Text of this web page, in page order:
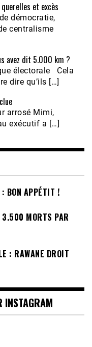
et excès
démocratie,
centralisme
avez dit 5.000 km ?
électorale Cela
dire qu’ils […]
arrosé Mimi,
exécutif a […]
: BON APPÉTIT !
MORTS PAR
: RAWANE DROIT
INSTAGRAM